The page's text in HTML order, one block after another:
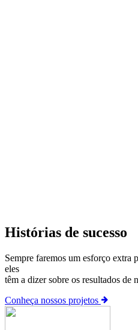
Histórias de sucesso
Sempre faremos um esforço extra
eles
têm a dizer sobre os resultados de
Conheça nossos projetos